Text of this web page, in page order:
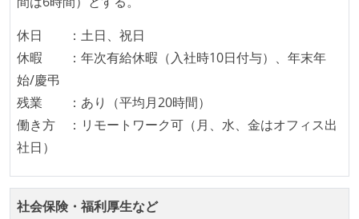
れ、参加者が自主的に参加している
Slack等で、最新技術の良し悪しをメンバーがよく会話
している
開発メンバーの裁量
OS やエディタ、IDE といった個人の環境は、各自の責
任で好きなものを使うことができる
参加している
タスクの見積もりは、実装を担当するメンバーが中心
休日 ：土日、祝日
休暇 ：年次有給休暇（入社時10日付与）、年末年
始/慶弔
残業 ：あり（平均月20時間）
働き方 ：リモートワーク可（月、水、金はオフィス出
社日）
社会保険・福利厚生など